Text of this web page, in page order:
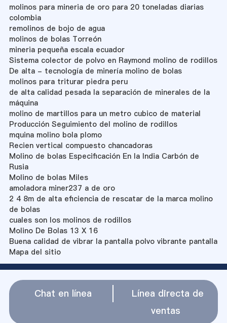
molinos para mineria de oro para 20 toneladas diarias
colombia
remolinos de bojo de agua
molinos de bolas Torreón
mineria pequeña escala ecuador
Sistema colector de polvo en Raymond molino de rodillos
De alta - tecnología de minería molino de bolas
molinos para triturar piedra peru
de alta calidad pesada la separación de minerales de la
máquina
molino de martillos para un metro cubico de material
Producción Seguimiento del molino de rodillos
mquina molino bola plomo
Recien vertical compuesto chancadoras
Molino de bolas Especificación En la India Carbón de
Rusia
Molino de bolas Miles
amoladora miner237 a de oro
2 4 8m de alta eficiencia de rescatar de la marca molino
de bolas
cuales son los molinos de rodillos
Molino De Bolas 13 X 16
Buena calidad de vibrar la pantalla polvo vibrante pantalla
Mapa del sitio
Chat en línea
Línea directa de
ventas